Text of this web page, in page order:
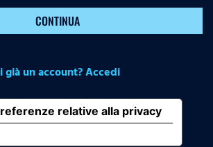
CONTINUA
già un account? Accedi
relative alla privacy